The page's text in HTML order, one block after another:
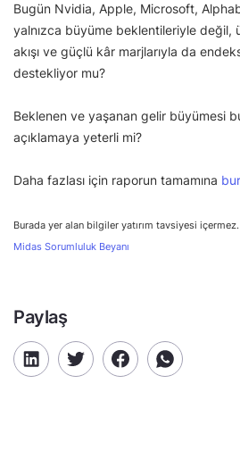
Bugün Nvidia, Apple, Microsoft,
yalnızca büyüme beklentileriyle değil,
akışı ve güçlü kâr marjlarıyla da
destekliyor mu?
Beklenen ve yaşanan gelir büyümesi
açıklamaya yeterli mi?
Daha fazlası için raporun tamamına
Burada yer alan bilgiler yatırım tavsiyesi
Midas Sorumluluk Beyanı
Paylaş